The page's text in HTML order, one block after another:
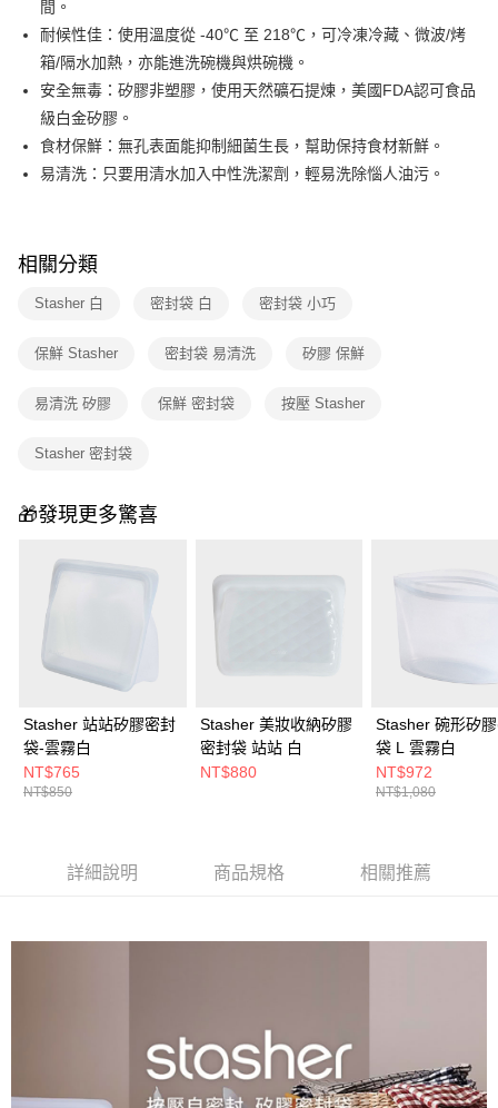
相關說明
【大哥付你分期使用說明】
1.本服務由台灣大哥大提供，台灣大哥大用戶可立即使用無須另外申請。
2.付款方式選擇「大哥付你分期」，訂單成立後會自動跳轉到大哥付的交易
流程，驗證手機門號後，選擇欲分期的期數、繳款截止日，確認付款後即完
3.實際核准額度、可分期數及費用金額請依後續交易確認頁面所載為準。
4.訂單成立30分鐘內，如未前往確認交易或遇審核未通過，訂單將自動取
1.分期款項不併入電信帳單，「大哥付你分期」於每月結算日後寄送繳費提
醒簡訊。
2.透過簡訊連結打開帳單後，可選擇「超商條碼／台灣大直營門市／銀行轉
帳／街口支付／iPASS MONEY」等通路繳費。
【注意事項】
用戶於交易時，得透過本服務購買商品或服務，並由商店將買賣／分期付款
買賣價金債權讓與本公司後，依約使用本公司帳單繳交帳款。
資料（包含姓名、電話或地址）提供予台灣大哥大進項蒐集、處理及利用，
ATM付款
運送方式
免運費
間。
耐候性佳：使用溫度從 -40℃ 至 218℃，可冷凍冷藏、微波/烤
箱/隔水加熱，亦能進洗碗機與烘碗機。
安全無毒：矽膠非塑膠，使用天然礦石提煉，美國FDA認可食品
級白金矽膠。
食材保鮮：無孔表面能抑制細菌生長，幫助保持食材新鮮。
易清洗：只要用清水加入中性洗潔劑，輕易洗除惱人油污。
相關分類
Stasher 白 密封袋 白 密封袋 小巧
保鮮 Stasher 密封袋 易清洗 矽膠 保鮮
易清洗 矽膠 保鮮 密封袋 按壓 Stasher
Stasher 密封袋
🎁發現更多驚喜
Stasher 站站矽膠密封
袋-雲霧白
NT$765
NT$850
Stasher 美妝收納矽膠
密封袋 站站 白
NT$880
Stasher 碗形矽
袋 L 雲霧白
NT$972
NT$1,080
詳細說明 商品規格 相關推薦